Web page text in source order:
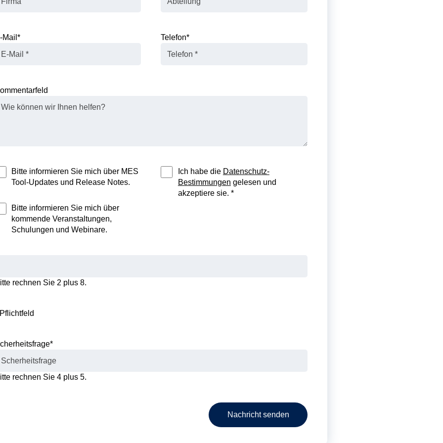
Mail * Telefon*
Bitte informieren Sie mich über MES
Tool-Updates und Release Notes.
Bitte informieren Sie mich über
kommende Veranstaltungen,
Schulungen und Webinare.
Ich habe die Datenschutz-
Bestimmungen gelesen und
akzeptiere sie. *
rechnen Sie 2 plus 8.
*
rechnen Sie 4 plus 5.
Nachricht senden